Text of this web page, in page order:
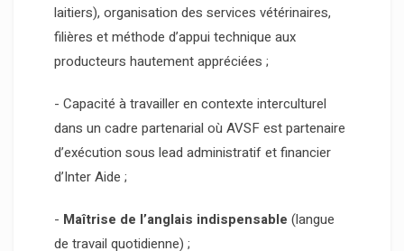
laitiers), organisation des services vétérinaires,
filières et méthode d’appui technique aux
producteurs hautement appréciées ;
- Capacité à travailler en contexte interculturel
dans un cadre partenarial où AVSF est partenaire
d’exécution sous lead administratif et financier
d’Inter Aide ;
- Maîtrise de l’anglais indispensable (langue
de travail quotidienne) ;